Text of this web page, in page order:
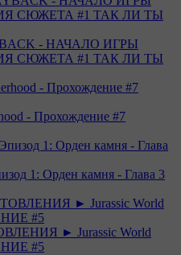
- НАЧАЛО ИГРЫ
СЮЖЕТА #1 ТАК ЛИ ТЫ
- Прохождение #7
1: Орден камня - Глава 3
► Jurassic World
#5